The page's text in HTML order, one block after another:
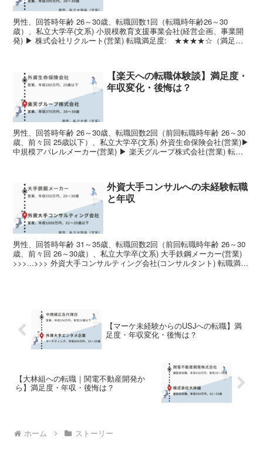
男性、回答時年齢 26～30歳、転職回数1回（転職時年齢26～30
歳）、私立大学卒(文系) 小規模教育支援事業会社(経営企画、事業開
発) ▶ 株式会社リクルート(営業) 転職満足度: ★★★★☆（満足）
【楽天への転職体験談】満足度・
年収変化・後悔は？
男性、回答時年齢 26～30歳、転職回数2回（前回転職時年齢 26～30
歳、前々回 25歳以下）、私立大学卒(文系) 外資生命保険会社(営業)▶
中規模アパレルメーカー(営業) ▶ 楽天グループ株式会社(営業) 転職
外資大手コンサルへの未経験転職
と年収
男性、回答時年齢 31～35歳、転職回数2回（前回転職時年齢 26～30
歳、前々回 26～30歳）、私立大学卒(文系) 大手鉄鋼メーカー(営業)
>>>...>>> 外資大手コンサルティング会社(コンサルタント) 転職満足
【マーケ未経験からのUSJへの転職】満
足度・年収変化・後悔は？
【大林組への転職｜関電不動産開発か
ら】満足度・年収・後悔は？
ホーム ストーリー